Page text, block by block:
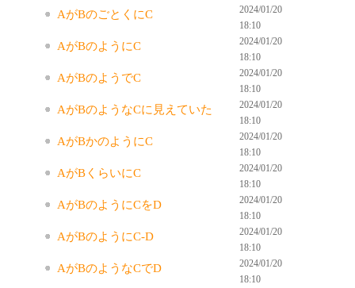
AがBのごとくにC
2024/01/20
18:10
AがBのようにC
2024/01/20
18:10
AがBのようでC
2024/01/20
18:10
AがBのようなCに見えていた
2024/01/20
18:10
AがBかのようにC
2024/01/20
18:10
AがBくらいにC
2024/01/20
18:10
AがBのようにCをD
2024/01/20
18:10
AがBのようにC-D
2024/01/20
18:10
AがBのようなCでD
2024/01/20
18:10